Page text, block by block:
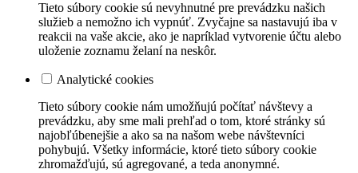
Tieto súbory cookie sú nevyhnutné pre prevádzku našich
služieb a nemožno ich vypnúť. Zvyčajne sa nastavujú iba v
reakcii na vaše akcie, ako je napríklad vytvorenie účtu alebo
uloženie zoznamu želaní na neskôr.
Analytické cookies
Tieto súbory cookie nám umožňujú počítať návštevy a
prevádzku, aby sme mali prehľad o tom, ktoré stránky sú
najobľúbenejšie a ako sa na našom webe návštevníci
pohybujú. Všetky informácie, ktoré tieto súbory cookie
zhromažďujú, sú agregované, a teda anonymné.